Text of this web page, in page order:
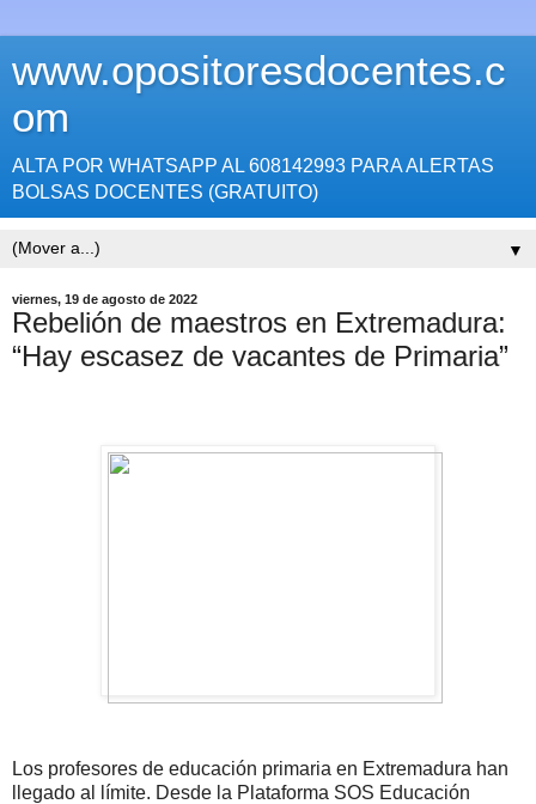
www.opositoresdocentes.c
om
ALTA POR WHATSAPP AL 608142993 PARA ALERTAS
BOLSAS DOCENTES (GRATUITO)
▼
viernes, 19 de agosto de 2022
Rebelión de maestros en Extremadura:
“Hay escasez de vacantes de Primaria”
Los profesores de educación primaria en Extremadura han
llegado al límite. Desde la Plataforma SOS Educación